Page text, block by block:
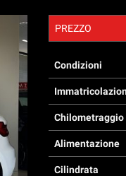
PREZZO
Condizioni
Chilometraggio
Alimentazione
Cilindrata